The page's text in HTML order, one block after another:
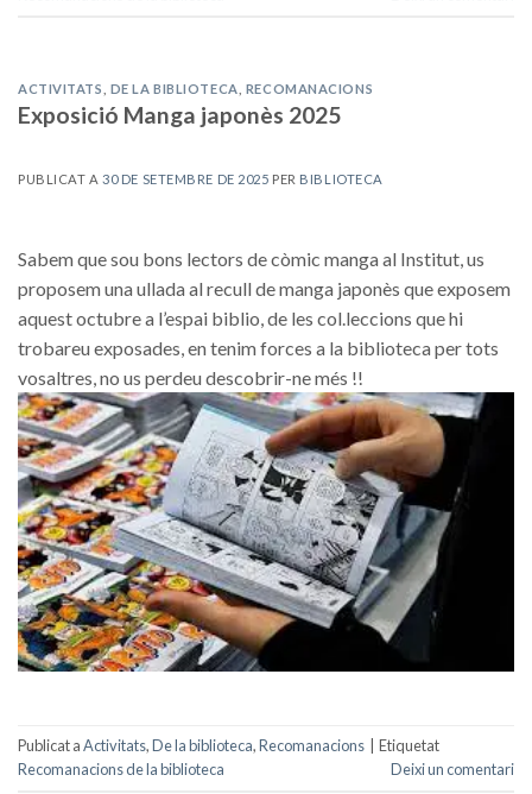
ACTIVITATS DE LA BIBLIOTECA RECOMANACIONS
Exposició Manga japonès 2025
PUBLICAT A30 DE SETEMBRE DE 2025 PER BIBLIOTECA
Sabem que sou bons lectors de còmic manga al Institut, us
proposem una ullada al recull de manga japonès que exposem
aquest octubre a l’espai biblio, de les col.leccions que hi
trobareu exposades, en tenim forces a la biblioteca per tots
vosaltres, no us perdeu descobrir-ne més !!
Publicat aActivitats,De la biblioteca,Recomanacions
Etiquetat
Recomanacions de la biblioteca
Deixi un comentari